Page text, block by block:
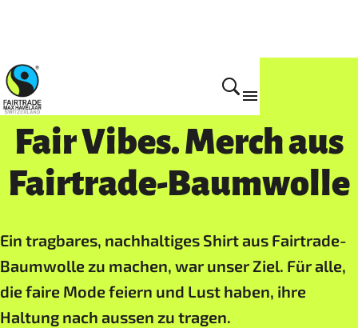
Aktivitäten
Fair Vibes. Merch aus
Fairtrade-Baumwolle
Ein tragbares, nachhaltiges Shirt aus Fairtrade-
Baumwolle zu machen, war unser Ziel. Für alle,
die faire Mode feiern und Lust haben, ihre
Haltung nach aussen zu tragen.